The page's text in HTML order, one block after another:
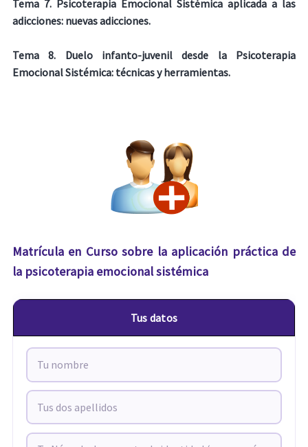
Tema 7. Psicoterapia Emocional Sistémica aplicada a las
adicciones: nuevas adicciones.
Tema 8. Duelo infanto-juvenil desde la Psicoterapia
Emocional Sistémica: técnicas y herramientas.
Matrícula en Curso sobre la aplicación práctica de
la psicoterapia emocional sistémica
Tus datos